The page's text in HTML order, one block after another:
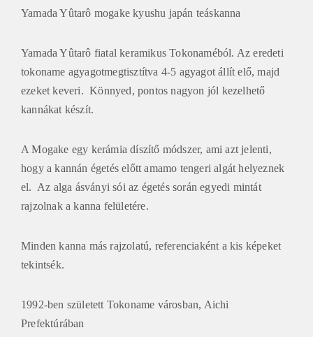
Yamada Yûtarô mogake kyushu japán teáskanna
Yamada Yûtarô fiatal keramikus Tokonaméból. Az eredeti
tokoname agyagotmegtisztítva 4-5 agyagot állít elő, majd
ezeket keveri. Könnyed, pontos nagyon jól kezelhető
kannákat készít.
A Mogake egy kerámia díszítő módszer, ami azt jelenti,
hogy a kannán égetés előtt amamo tengeri algát helyeznek
el. Az alga ásványi sói az égetés során egyedi mintát
rajzolnak a kanna felületére.
Minden kanna más rajzolatú, referenciaként a kis képeket
tekintsék.
1992-ben született Tokoname városban, Aichi
Prefektúrában